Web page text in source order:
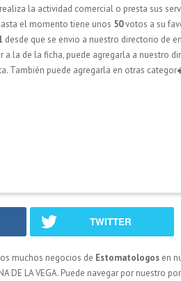
la actividad comercial o presta sus
el momento tiene unos 50votos a su
desde que se envio a nuestro directorio de
a la de la ficha, puede agregarla a nuestro
También puede agregarla en otras
TWITTER
muchos negocios de Estomatologos en
DE LA VEGA. Puede navegar por nuestro